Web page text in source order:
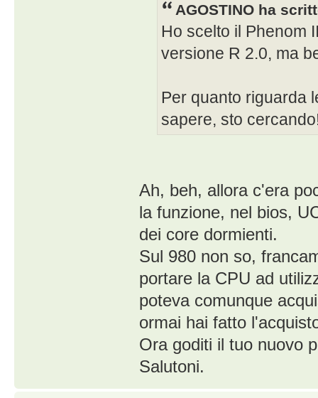
AGOSTINO ha
Ho scelto il Phenom
versione R 2.0, ma
Per quanto riguarda
sapere, sto
Ah, beh, allora c'era
la funzione, nel bios,
dei core dormienti.
Sul 980 non so,
portare la CPU ad
poteva comunque
ormai hai fatto
Ora goditi il tuo nuovo
Salutoni.